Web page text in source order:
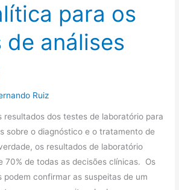
para os
de análises
Ruiz
resultados dos testes de laboratório para
sobre o diagnóstico e o tratamento de
os resultados de laboratório
70% de todas as decisões clínicas. Os
podem confirmar as suspeitas de um